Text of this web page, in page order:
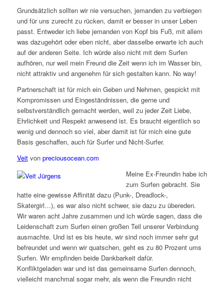
Grundsätzlich sollten wir nie versuchen, jemanden zu verbiegen
und für uns zurecht zu rücken, damit er besser in unser Leben
passt. Entweder ich liebe jemanden von Kopf bis Fuß, mit allem
was dazugehört oder eben nicht, aber dasselbe erwarte ich auch
auf der anderen Seite. Ich würde also nicht mit dem Surfen
aufhören, nur weil mein Freund die Zeit wenn ich im Wasser bin,
nicht attraktiv und angenehm für sich gestalten kann. No way!
Partnerschaft ist für mich ein Geben und Nehmen, gespickt mit
Kompromissen und Eingeständnissen, die gerne und
selbstverständlich gemacht werden, weil zu jeder Zeit Liebe,
Ehrlichkeit und Respekt anwesend ist. Es braucht eigentlich so
wenig und dennoch so viel, aber damit ist für mich eine gute
Basis geschaffen, auch für Surfer und Nicht-Surfer.
Veitvon preciousocean.com
Meine Ex-Freundin habe ich
zum Surfen gebracht. Sie
hatte eine gewisse Affinität dazu (Punk-, Dreadlock-,
Skatergirl…), es war also nicht schwer, sie dazu zu übereden.
Wir waren acht Jahre zusammen und ich würde sagen, dass die
Leidenschaft zum Surfen einen großen Teil unserer Verbindung
ausmachte. Und ist es bis heute, wir sind noch immer sehr gut
befreundet und wenn wir quatschen, geht es zu 80 Prozent ums
Surfen. Wir empfinden beide Dankbarkeit dafür.
Konfliktgeladen war und ist das gemeinsame Surfen dennoch,
vielleicht manchmal sogar mehr, als wenn die Freundin nicht